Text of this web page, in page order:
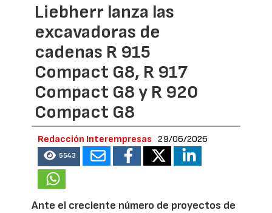
Liebherr lanza las
excavadoras de
cadenas R 915
Compact G8, R 917
Compact G8 y R 920
Compact G8
Redacción Interempresas 29/06/2026
5543
Ante el creciente número de proyectos de